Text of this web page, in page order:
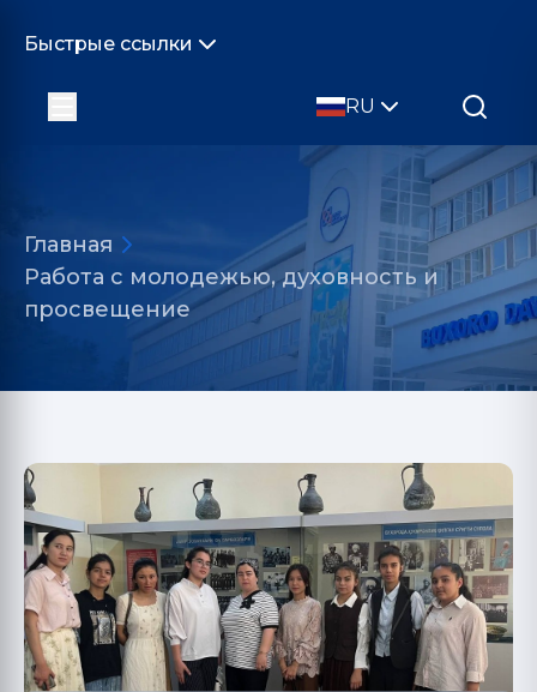
Быстрые ссылки
RU
Главная
Работа с молодежью, духовность и
просвещение